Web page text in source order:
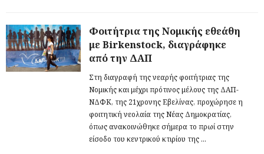
Φοιτήτρια της Νομικής εθεάθη
με Birkenstock, διαγράφηκε
από την ΔΑΠ
Στη διαγραφή της νεαρής φοιτήτριας της
Νομικής και μέχρι πρότινος μέλους της ΔΑΠ-
ΝΔΦΚ, της 21χρονης Εβελίνας, προχώρησε η
φοιτητική νεολαία της Νέας Δημοκρατίας,
όπως ανακοινώθηκε σήμερα το πρωί στην
είσοδο του κεντρικού κτιρίου της ...